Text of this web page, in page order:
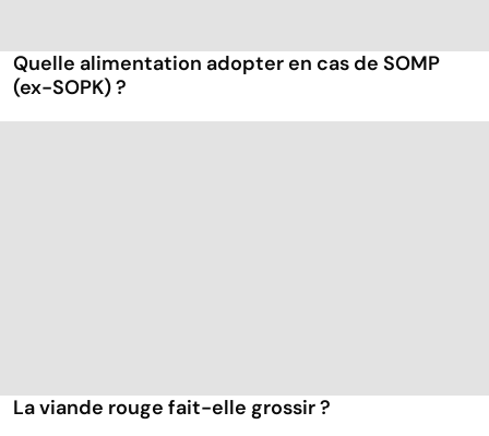
Quelle alimentation adopter en cas de SOMP
(ex-SOPK) ?
La viande rouge fait-elle grossir ?